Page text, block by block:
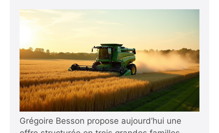
Grégoire Besson propose aujourd’hui une